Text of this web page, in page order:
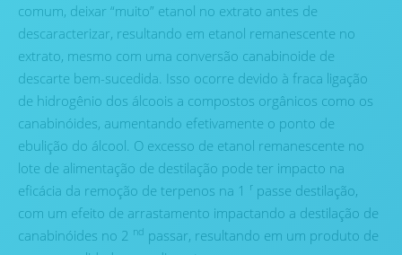
comum, deixar “muito” etanol no extrato antes de
descaracterizar, resultando em etanol remanescente no
extrato, mesmo com uma conversão canabinoide de
descarte bem-sucedida. Isso ocorre devido à fraca ligação
de hidrogênio dos álcoois a compostos orgânicos como os
canabinóides, aumentando efetivamente o ponto de
ebulição do álcool. O excesso de etanol remanescente no
lote de alimentação de destilação pode ter impacto na
eficácia da remoção de terpenos na 1 r passe destilação,
com um efeito de arrastamento impactando a destilação de
canabinóides no 2 nd passar, resultando em um produto de